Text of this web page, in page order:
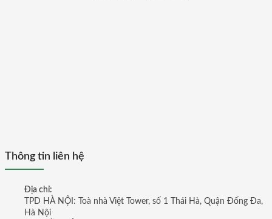
Thông tin liên hệ
Địa chỉ:
TPD HÀ NỘI: Toà nhà Việt Tower, số 1 Thái Hà, Quận Đống Đa,
Hà Nội